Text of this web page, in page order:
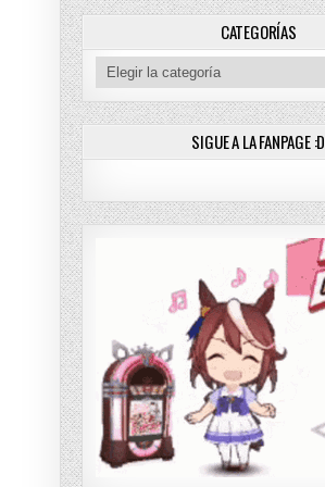
CATEGORÍAS
Categorías
SIGUE A LA FANPAGE :D